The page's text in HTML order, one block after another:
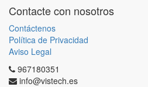
Contacte con nosotros
Contáctenos
Política de Privacidad
Aviso Legal
967180351
info@vistech.es